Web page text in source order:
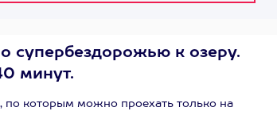
супербездорожью к озеру.
минут.
по которым можно проехать только на